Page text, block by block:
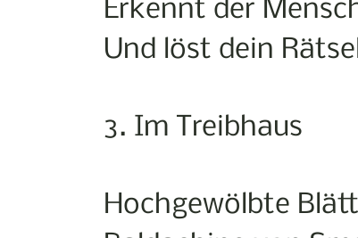
Erkennt der
Und löst dein
3. Im Treibhaus
Hochgewölbte